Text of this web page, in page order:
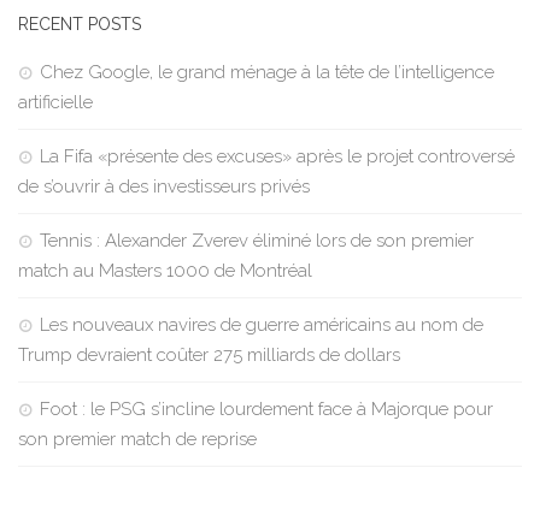
RECENT POSTS
Chez Google, le grand ménage à la tête de l’intelligence
artificielle
La Fifa «présente des excuses» après le projet controversé
de s’ouvrir à des investisseurs privés
Tennis : Alexander Zverev éliminé lors de son premier
match au Masters 1000 de Montréal
Les nouveaux navires de guerre américains au nom de
Trump devraient coûter 275 milliards de dollars
Foot : le PSG s’incline lourdement face à Majorque pour
son premier match de reprise